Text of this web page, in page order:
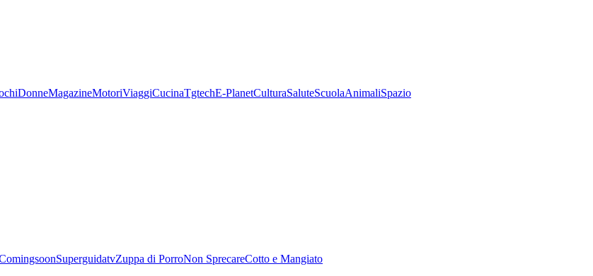
DonneMagazineMotoriViaggiCucinaTgtechE-PlanetCulturaSaluteScuolaAnimaliSpazio
SuperguidatvZuppa di PorroNon SprecareCotto e Mangiato